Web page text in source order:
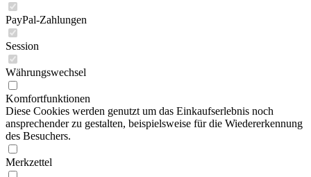
PayPal-Zahlungen
Session
Währungswechsel
Komfortfunktionen
Diese Cookies werden genutzt um das Einkaufserlebnis noch
ansprechender zu gestalten, beispielsweise für die Wiedererkennung
des Besuchers.
Merkzettel